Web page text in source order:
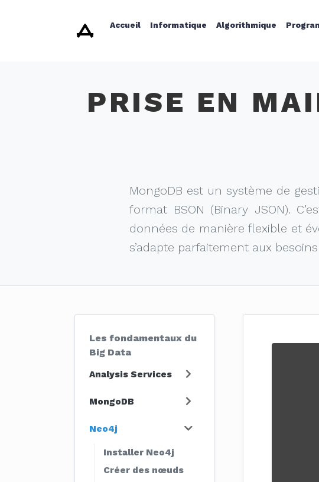
Accueil Informatique Algorithmique
PRISE EN
MongoDB est un système de
format BSON (Binary JSON).
données de manière flexible et
s’adapte parfaitement aux
Les fondamentaux du
Big Data
Analysis Services
MongoDB
Neo4j
Installer Neo4j
Créer des nœuds